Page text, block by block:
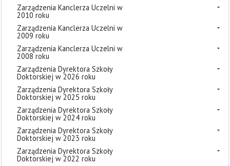
Zarządzenia Kanclerza Uczelni w
2010 roku
Zarządzenia Kanclerza Uczelni w
2009 roku
Zarządzenia Kanclerza Uczelni w
2008 roku
Zarządzenia Dyrektora Szkoły
Doktorskiej w 2026 roku
Zarządzenia Dyrektora Szkoły
Doktorskiej w 2025 roku
Zarządzenia Dyrektora Szkoły
Doktorskiej w 2024 roku
Zarządzenia Dyrektora Szkoły
Doktorskiej w 2023 roku
Zarządzenia Dyrektora Szkoły
Doktorskiej w 2022 roku